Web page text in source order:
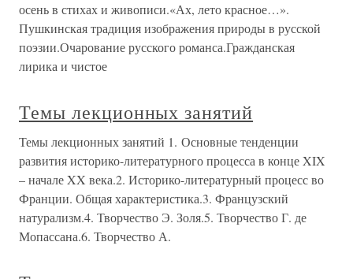
осень в стихах и живописи.«Ах, лето красное…».
Пушкинская традиция изображения природы в русской
поэзии.Очарование русского романса.Гражданская
лирика и чистое
Темы лекционных занятий
Темы лекционных занятий 1. Основные тенденции
развития историко-литературного процесса в конце XIX
– начале XX века.2. Историко-литературный процесс во
Франции. Общая характеристика.3. Французский
натурализм.4. Творчество Э. Золя.5. Творчество Г. де
Мопассана.6. Творчество А.